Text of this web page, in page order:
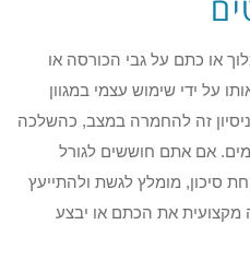
או כתם על גבי הכורסה או
על ידי שימוש עצמי במגוון
ניסיון זה להחמרה במצב, כהשלכה
אם אתם חוששים לגורל
סיכון, מומלץ לגשת ולהתייעץ
מקצועית את הכתם או יבצע